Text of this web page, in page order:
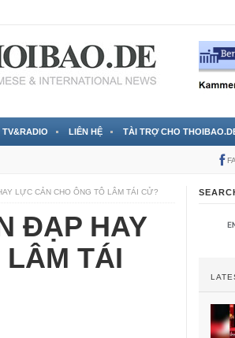
TV&RADIO LIÊN HỆ TÀI TRỢ CHO
LỰC CẢN CHO ÔNG TÔ LÂM TÁI CỬ?
ĐẠP HAY
LÂM TÁI